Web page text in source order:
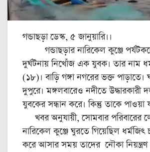
গন্ডাছড়া ডেস্ক, ৫ জানুয়ারি।।
গন্ডাছড়ার নারিকেল কুঞ্জে
দুর্ঘটনায় নিখোঁজ এক যুবক। তার নাম
(১৮)। বাড়ি গঙ্গা নগরের ভক্ত পাড়াতে।
দুপুরে। মঙ্গলবারেও নদীতে উদ্ধারকারী
যুবকের সন্ধান করে। কিন্তু তাকে পাওয়া
খবর অনুযায়ী, সোমবার পরিবারের
নারিকেল কুঞ্জে ঘুরতে গিয়েছিল ধর্মজিৎ
করে আসার সময় তাদের নৌকা নিয়ন্ত্রণ